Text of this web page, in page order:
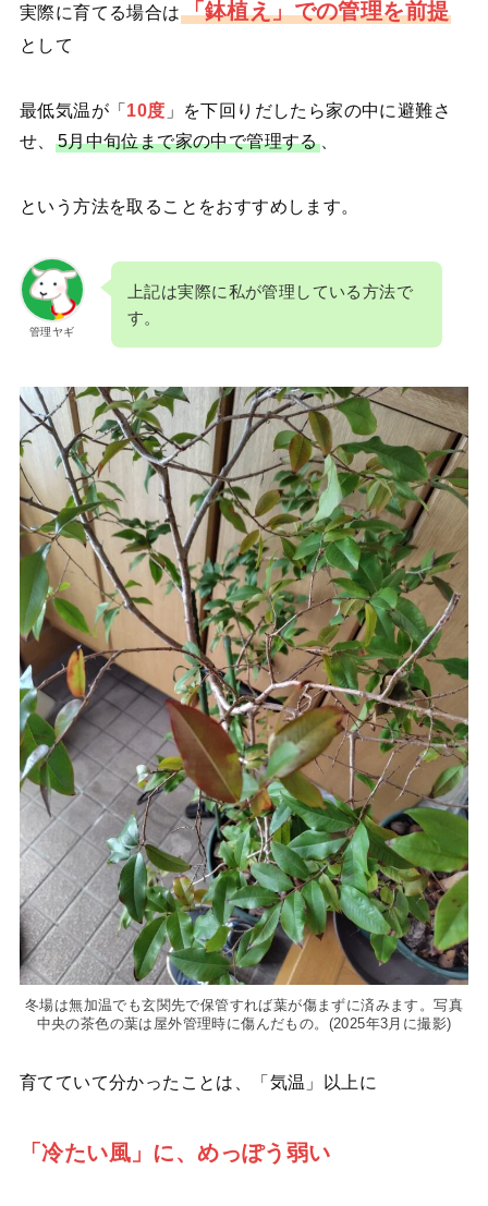
実際に育てる場合は 「鉢植え」での管理を前提
として
最低気温が「 10度 」を下回りだしたら家の中に避難さ
せ、
5月中旬位まで家の中で管理する、
という方法を取ることをおすすめします。
管理ヤギ
上記は実際に私が管理している方法で
す。
冬場は無加温でも玄関先で保管すれば葉が傷まずに済みます。写真
中央の茶色の葉は屋外管理時に傷んだもの。(2025年3月に撮影)
育てていて分かったことは、「気温」以上に
「冷たい風」に、めっぽう弱い